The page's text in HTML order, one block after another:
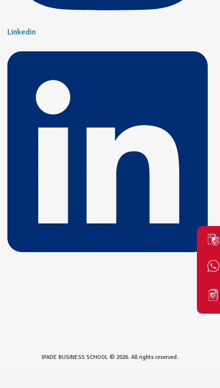
Linkedin
IPADE BUSINESS SCHOOL © 2026. All rights reserved.